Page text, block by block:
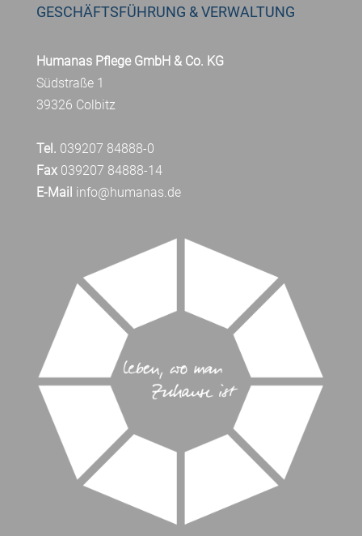
GESCHÄFTSFÜHRUNG & VERWALTUNG
Humanas Pflege GmbH & Co. KG
Südstraße 1
39326 Colbitz
Tel. 039207 84888-0
Fax039207 84888-14
E-Mail info@humanas.de